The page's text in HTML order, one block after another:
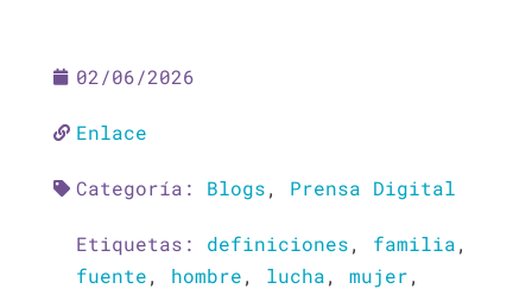
02/06/2026
Enlace
Categoría: Blogs, Prensa Digital
Etiquetas: definiciones, familia,
fuente, hombre, lucha, mujer,